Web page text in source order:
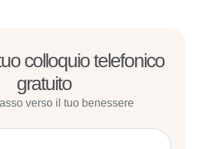
colloquio telefonico
gratuito
verso il tuo benessere